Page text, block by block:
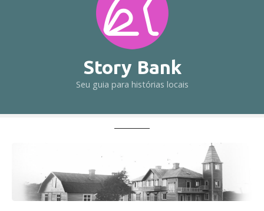
e
Story Bank
Seu guia para histórias locais